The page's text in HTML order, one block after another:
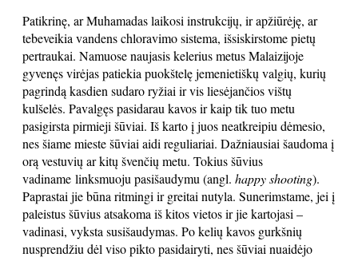
Patikrinę, ar Muhamadas laikosi instrukcijų, ir apžiūrėję, ar
tebeveikia vandens chloravimo sistema, išsiskirstome pietų
pertraukai. Namuose naujasis kelerius metus Malaizijoje
gyvenęs virėjas patiekia puokštelę jemenietiškų valgių, kurių
pagrindą kasdien sudaro ryžiai ir vis liesėjančios vištų
kulšelės. Pavalgęs pasidarau kavos ir kaip tik tuo metu
pasigirsta pirmieji šūviai. Iš karto į juos neatkreipiu dėmesio,
nes šiame mieste šūviai aidi reguliariai. Dažniausiai šaudoma į
orą vestuvių ar kitų švenčių metu. Tokius šūvius
vadiname linksmuoju pasišaudymu (angl. happy shooting).
Paprastai jie būna ritmingi ir greitai nutyla. Sunerimstame, jei į
paleistus šūvius atsakoma iš kitos vietos ir jie kartojasi –
vadinasi, vyksta susišaudymas. Po kelių kavos gurkšnių
nusprendžiu dėl viso pikto pasidairyti, nes šūviai nuaidėjo